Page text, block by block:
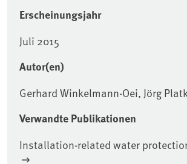
Erscheinungsjahr
Juli 2015
Autor(en)
Gerhard Winkelmann-Oei, Jörg
Verwandte Publikationen
Installation-related water